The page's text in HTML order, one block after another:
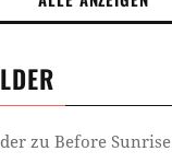
zu Before Sunrise